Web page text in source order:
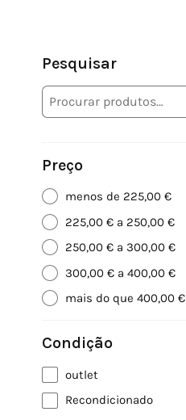
Pesquisar
Preço
menos de 225,00 €
225,00 € a 250,00 €
250,00 € a 300,00 €
300,00 € a 400,00 €
mais do que 400,00 €
Condição
outlet
Recondicionado